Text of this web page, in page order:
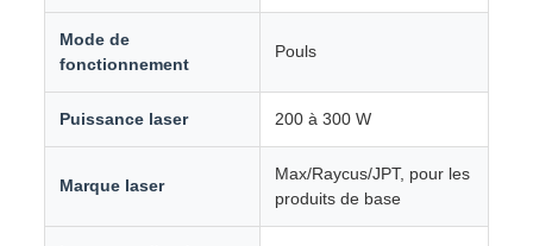
Mode de
fonctionnement
Pouls
Puissance laser 200 à 300 W
Marque laser
Max/Raycus/JPT, pour les
produits de base